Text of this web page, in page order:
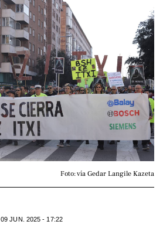
Foto: vía Gedar Langile Kazeta
09 JUN. 2025 - 17:22